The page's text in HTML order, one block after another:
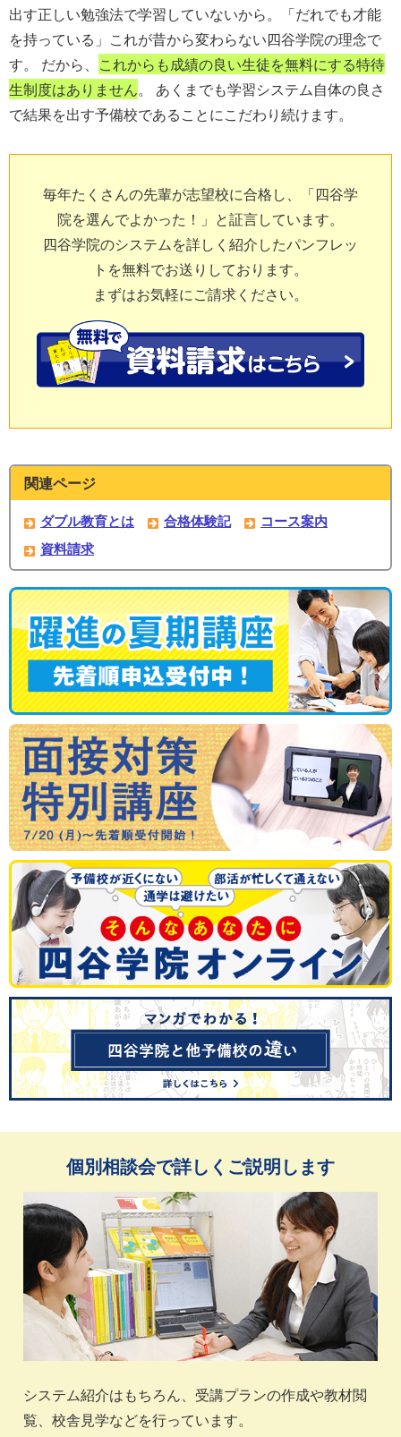
出す正しい勉強法で学習していないから。「だれでも才能
を持っている」これが昔から変わらない四谷学院の理念で
す。 だから、 これからも成績の良い生徒を無料にする特待
生制度はありません。 あくまでも学習システム自体の良さ
で結果を出す予備校であることにこだわり続けます。
毎年たくさんの先輩が志望校に合格し、「四谷学
院を選んでよかった！」と証言しています。
四谷学院のシステムを詳しく紹介したパンフレッ
トを無料でお送りしております。
まずはお気軽にご請求ください。
関連ページ
ダブル教育とは 合格体験記
コース案内
資料請求
個別相談会で詳しくご説明します
システム紹介はもちろん、受講プランの作成や教材閲
覧、校舎見学などを行っています。